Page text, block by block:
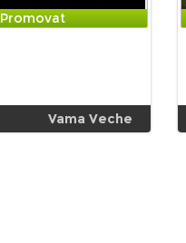
Promovat
Vama Veche